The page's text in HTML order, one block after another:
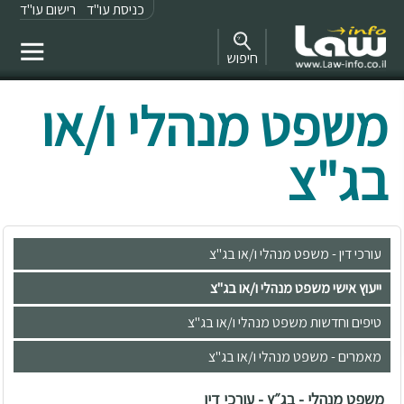
כניסת עו"ד רישום עו"ד
חיפוש
משפט מנהלי ו/או
בג"צ
עורכי דין - משפט מנהלי ו/או בג"צ
ייעוץ אישי משפט מנהלי ו/או בג"צ
טיפים וחדשות משפט מנהלי ו/או בג"צ
מאמרים - משפט מנהלי ו/או בג"צ
משפט מנהלי - בג״ץ - עורכי דין